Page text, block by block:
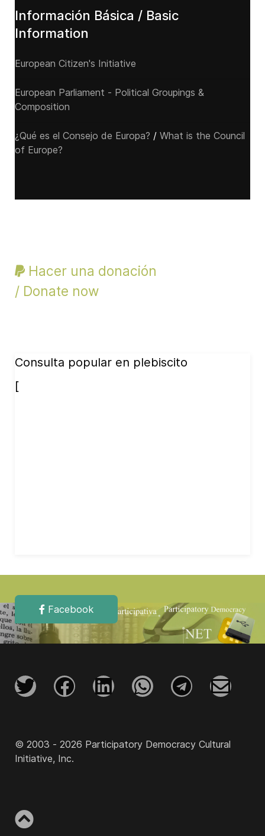
Información Básica / Basic
Information
European Citizen's Initiative
European Parliament - Political Groupings &
Composition
¿Qué es el Consejo de Europa? / What is the Council
of Europe?
Hacer una donación
/ Donate now
Consulta popular en plebiscito
[
Facebook
© 2003 - 2026 Participatory Democracy Cultural
Initiative, Inc.